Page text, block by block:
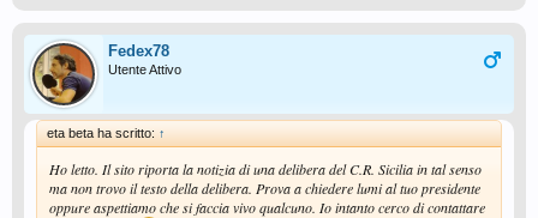
Fedex78
Utente Attivo
eta beta ha scritto: ↑
Ho letto. Il sito riporta la notizia di una delibera del C.R. Sicilia in tal senso
ma non trovo il testo della delibera. Prova a chiedere lumi al tuo presidente
oppure aspettiamo che si faccia vivo qualcuno. Io intanto cerco di contattare